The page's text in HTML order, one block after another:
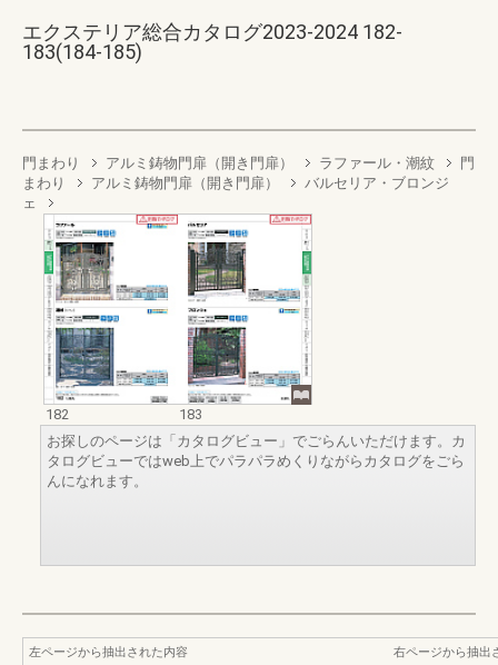
エクステリア総合カタログ2023-2024 182-
183(184-185)
門まわり アルミ鋳物門扉（開き門扉） ラファール・潮紋
門
まわり
アルミ鋳物門扉（開き門扉）
バルセリア・ブロンジ
ェ
182
183
お探しのページは「カタログビュー」でごらんいただけます。カ
タログビューではweb上でパラパラめくりながらカタログをごら
んになれます。
左ページから抽出された内容
右ページから抽出